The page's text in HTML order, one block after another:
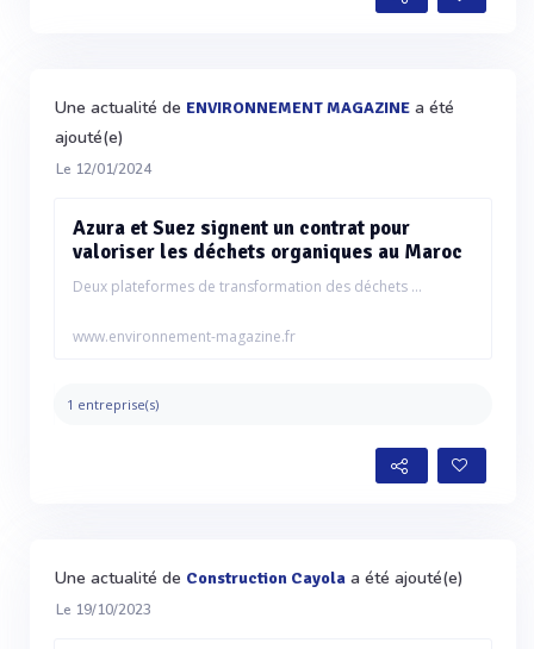
Une actualité de ENVIRONNEMENT MAGAZINE a été
ajouté(e)
Le 12/01/2024
Azura et Suez signent un contrat pour
valoriser les déchets organiques au Maroc
Deux plateformes de transformation des déchets ...
www.environnement-magazine.fr
1 entreprise(s)
Une actualité de Construction Cayola a été ajouté(e)
Le 19/10/2023